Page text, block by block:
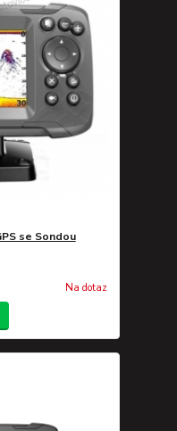
se Sondou
Na dotaz